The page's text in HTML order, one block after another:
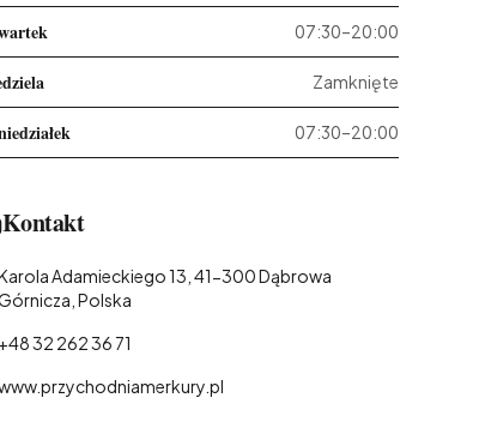
07:30–20:00
Zamknięte
07:30–20:00
Kontakt
Adamieckiego 13, 41-300 Dąbrowa
Polska
32 262 36 71